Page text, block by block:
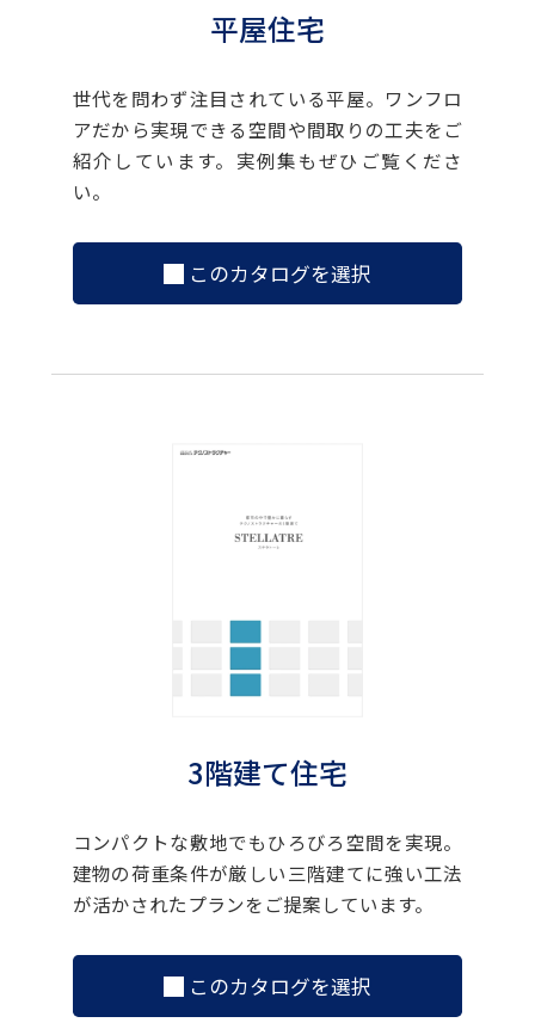
平屋住宅
世代を問わず注目されている平屋。ワンフロ
アだから実現できる空間や間取りの工夫をご
紹介しています。実例集もぜひご覧くださ
い。
このカタログを選択
3階建て住宅
コンパクトな敷地でもひろびろ空間を実現。
建物の荷重条件が厳しい三階建てに強い工法
が活かされたプランをご提案しています。
このカタログを選択